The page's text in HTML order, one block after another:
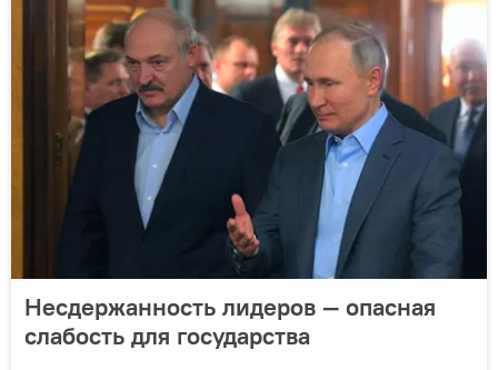
Несдержанность лидеров — опасная
слабость для государства